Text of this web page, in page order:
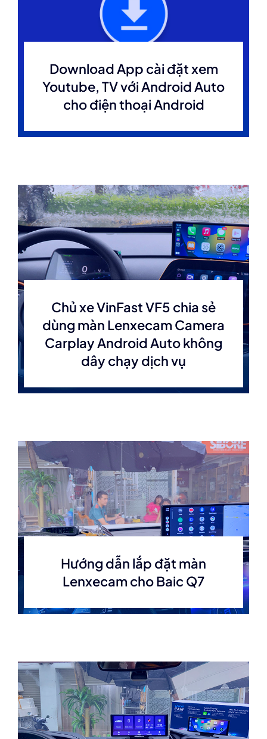
Download App cài đặt xem
Youtube, TV với Android Auto
cho điện thoại Android
Chủ xe VinFast VF5 chia sẻ
dùng màn Lenxecam Camera
Carplay Android Auto không
dây chạy dịch vụ
Hướng dẫn lắp đặt màn
Lenxecam cho Baic Q7